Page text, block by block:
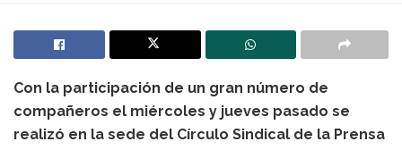
Con la participación de un gran número de
compañeros el miércoles y jueves pasado se
realizó en la sede del Círculo Sindical de la Prensa